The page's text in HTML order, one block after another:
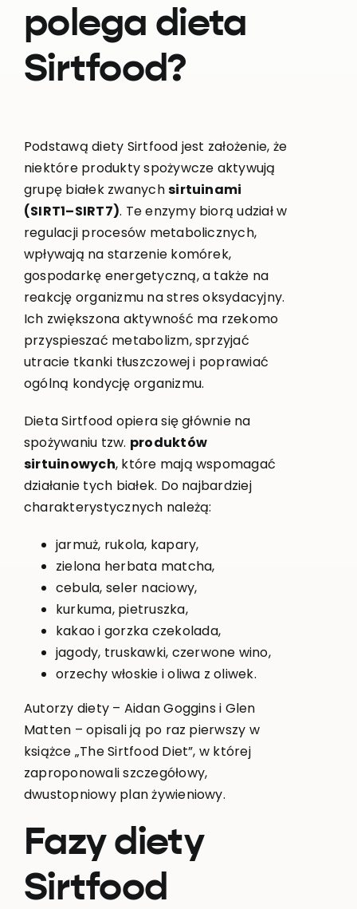
polega dieta
Sirtfood?
Podstawą diety Sirtfood jest założenie, że
niektóre produkty spożywcze aktywują
grupę białek zwanychsirtuinami
(SIRT1–SIRT7). Te enzymy biorą udział w
regulacji procesów metabolicznych,
wpływają na starzenie komórek,
gospodarkę energetyczną, a także na
reakcję organizmu na stres oksydacyjny.
Ich zwiększona aktywność ma rzekomo
przyspieszać metabolizm, sprzyjać
utracie tkanki tłuszczowej i poprawiać
ogólną kondycję organizmu.
Dieta Sirtfood opiera się głównie na
spożywaniu tzw. produktów
sirtuinowych, które mają wspomagać
działanie tych białek. Do najbardziej
charakterystycznych należą:
jarmuż, rukola, kapary,
zielona herbata matcha,
cebula, seler naciowy,
kurkuma, pietruszka,
kakao i gorzka czekolada,
jagody, truskawki, czerwone wino,
orzechy włoskie i oliwa z oliwek.
Autorzy diety – Aidan Goggins i Glen
Matten – opisali ją po raz pierwszy w
książce „The Sirtfood Diet”, w której
zaproponowali szczegółowy,
dwustopniowy plan żywieniowy.
Fazy diety
Sirtfood